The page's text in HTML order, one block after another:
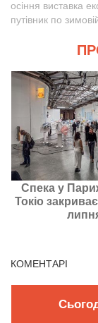
осіння виставка
путівник по
Спека у
Токіо
КОМЕНТАРІ